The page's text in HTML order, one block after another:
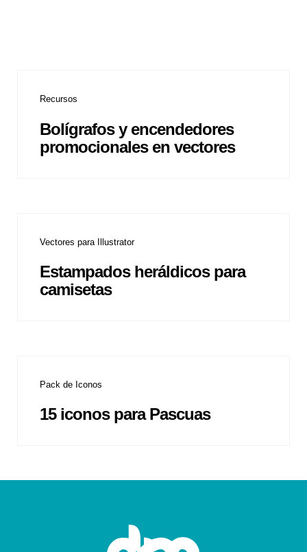
Recursos
Bolígrafos y encendedores
promocionales en vectores
Vectores para Illustrator
Estampados heráldicos para
camisetas
Pack de Iconos
15 iconos para Pascuas